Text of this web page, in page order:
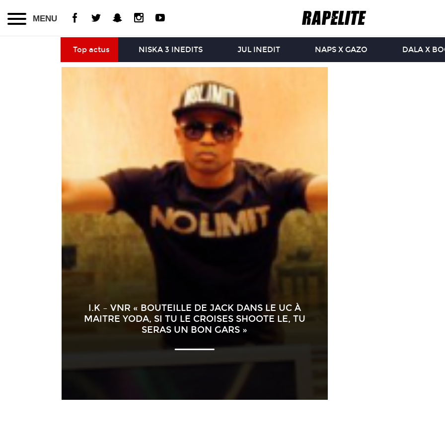
MENU
Top actus NISKA 3 INEDITS JUL INEDIT NAPS X GAZO DALA X
I.K – VNR « BOUTEILLE DE JACK DANS LE UC À
MAITRE YODA, SI TU LE CROISES SHOOTE LE, TU
SERAS UN BON GARS »